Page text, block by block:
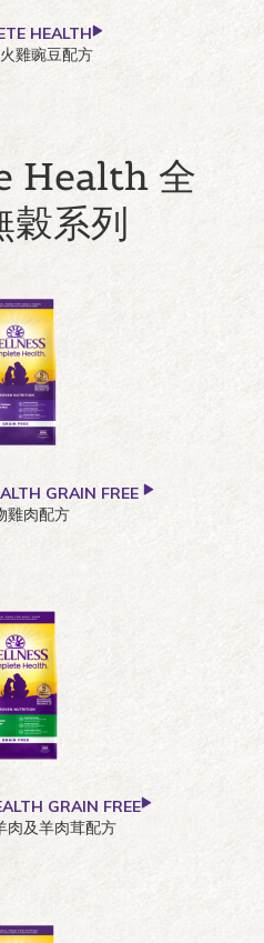
HEALTH
雞豌豆配方
Health 全
穀系列
GRAIN FREE
雞肉配方
GRAIN FREE
肉及羊肉茸配方